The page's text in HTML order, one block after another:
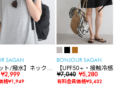
SAGAN
ト/撥水】ネックカ
イドリムハット
¥2,999
格¥1,949
BONJOUR SAGAN
【UPF50+・接触冷感
水】【水陸両用】ラ
ードロンパース
¥7,040 ¥5,280
有料会員価格¥3,432